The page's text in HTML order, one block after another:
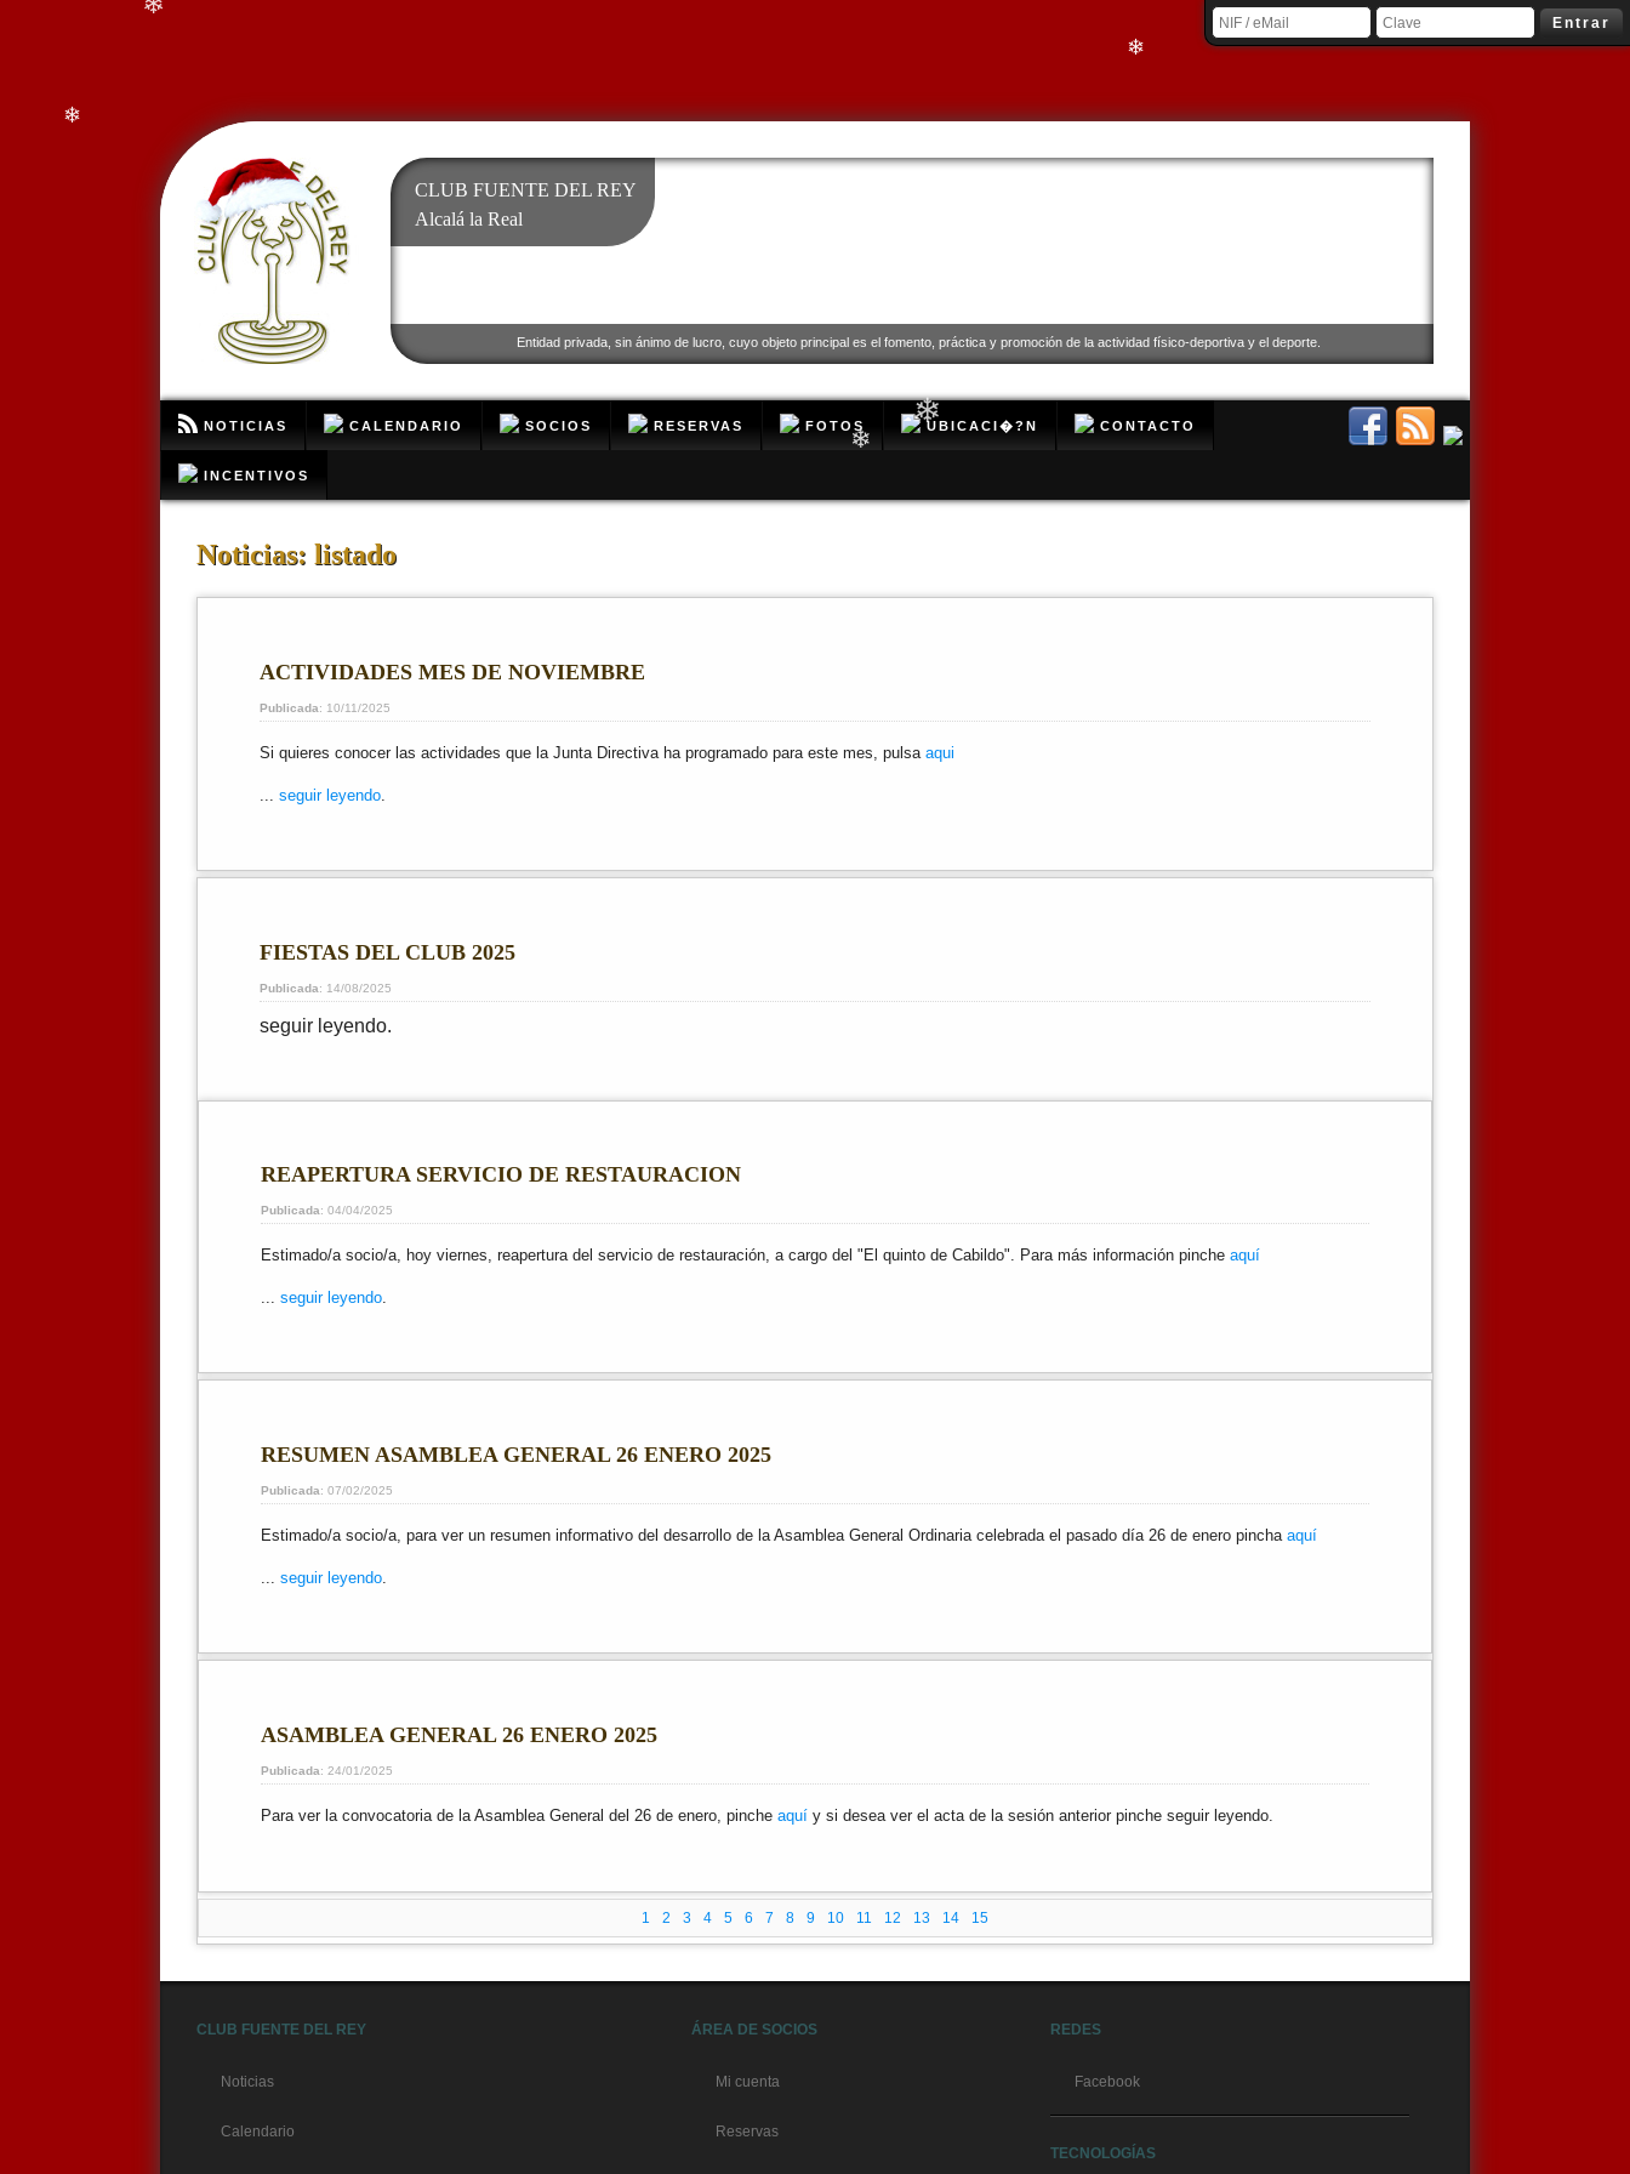
CLUB FUENTE DEL REY
Alcalá la Real
Entidad privada, sin ánimo de lucro, cuyo objeto principal es el fomento, práctica y promoción de la actividad físico-deportiva y el deporte.
Entrar
NOTICIAS CALENDARIO SOCIOS RESERVAS FOTOS UBICACI�?N CONTACTO
INCENTIVOS
Noticias: listado
ACTIVIDADES MES DE NOVIEMBRE
Publicada: 10/11/2025
Si quieres conocer las actividades que la Junta Directiva ha programado para este mes, pulsa aqui
seguir leyendo.
FIESTAS DEL CLUB 2025
Publicada: 14/08/2025
seguir leyendo.
REAPERTURA SERVICIO DE RESTAURACION
Publicada: 04/04/2025
Estimado/a socio/a, hoy viernes, reapertura del servicio de restauración, a cargo del "El quinto de Cabildo". Para más información pinche aquí
... seguir leyendo.
RESUMEN ASAMBLEA GENERAL 26 ENERO 2025
Publicada: 07/02/2025
Estimado/a socio/a, para ver un resumen informativo del desarrollo de la Asamblea General Ordinaria celebrada el pasado día 26 de enero pinchaaquí
seguir leyendo.
ASAMBLEA GENERAL 26 ENERO 2025
Publicada: 24/01/2025
Para ver la convocatoria de la Asamblea General del 26 de enero, pincheaquí y si desea ver el acta de la sesión anterior pinche seguir leyendo.
1 2 3 4 5 6 7 8 9 10 11 12 13 14 15
CLUB FUENTE DEL REY
Noticias
Calendario
ÁREA DE SOCIOS
Mi cuenta
Reservas
REDES
Facebook
TECNOLOGÍAS
❄ ❄